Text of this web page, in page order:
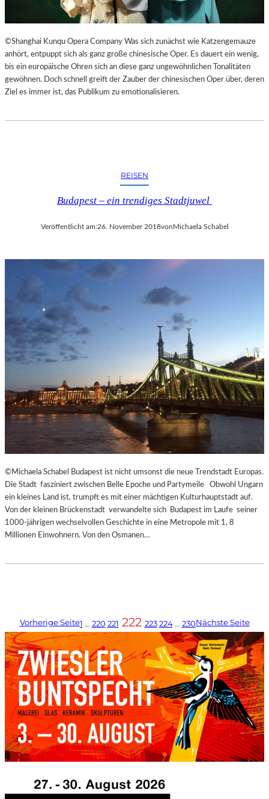
©Shanghai Kunqu Opera Company Was sich zunächst wie Katzengemauze
anhört, entpuppt sich als ganz große chinesische Oper. Es dauert ein wenig,
bis ein europäische Ohren sich an diese ganz ungewöhnlichen Tonalitäten
gewöhnen. Doch schnell greift der Zauber der chinesischen Oper über, deren
Ziel es immer ist, das Publikum zu emotionalisieren.
REISEN
Budapest – ein trendiges Stadtjuwel
Veröffentlicht am:26. November 2018vonMichaela Schabel
©Michaela Schabel Budapest ist nicht umsonst die neue Trendstadt Europas.
Die Stadt fasziniert zwischen Belle Epoche und Partymeile Obwohl Ungarn
ein kleines Land ist, trumpft es mit einer mächtigen Kulturhauptstadt auf.
Von der kleinen Brückenstadt verwandelte sich Budapest im Laufe seiner
1000-jährigen wechselvollen Geschichte in eine Metropole mit 1, 8
Millionen Einwohnern. Von den Osmanen…
Vorherige Seite1 … 220 221 222 223 224 … 230Nächste Seite